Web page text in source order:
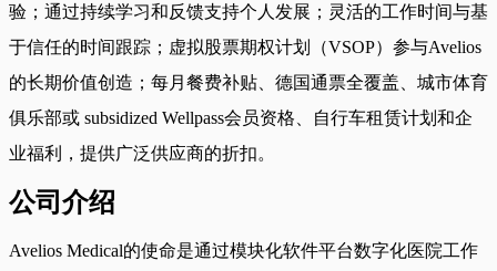
验；通过持续学习和反馈支持个人发展；灵活的工作时间与基
于信任的时间跟踪；虚拟股票期权计划（VSOP）参与Avelios
的长期价值创造；每月餐费补贴、德国通票全覆盖、城市体育
俱乐部或 subsidized Wellpass会员资格、自行车租赁计划和企
业福利，提供广泛供应商的折扣。
公司介绍
Avelios Medical的使命是通过模块化软件平台数字化医院工作